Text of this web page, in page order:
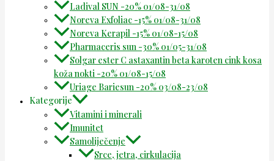
Ladival SUN -20% 01/08-31/08
Noreva Exfoliac -15% 01/08-31/08
Noreva Kerapil -15% 01/08-15/08
Pharmaceris sun -30% 01/05-31/08
Solgar ester C astaxantin beta karoten cink kosa
koža nokti -20% 01/08-15/08
Uriage Bariesun -20% 03/08-23/08
Kategorije
Vitamini i minerali
Imunitet
Samoliječenje
Srce, jetra, cirkulacija